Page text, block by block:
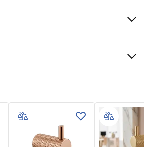
Safety_Information_Accessories.pd